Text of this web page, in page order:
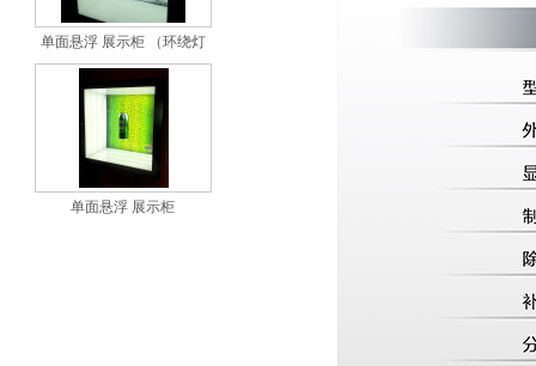
单面悬浮 展示柜 （环绕灯
单面悬浮 展示柜